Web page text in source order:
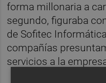
forma millonaria a
segundo, figuraba
de Sofitec
compañías
servicios a la